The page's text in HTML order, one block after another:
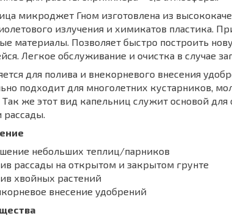
микроджет Гном изготовлена из
излучения и химикатов пластика.
материалы. Позволяет быстро построить
Легкое обслуживание и очистка в случае
для полива и внекорневого внесения
подходит для многолетних кустарников,
Так же этот вид капельниц служит основой
рассады.
небольших теплиц/парников
рассады на открытом и закрытом грунте
хвойных растений
внесение удобрений